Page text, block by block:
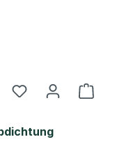
Du hast 0